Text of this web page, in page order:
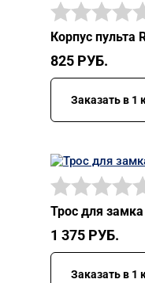
Корпус пульта
825 РУБ.
Заказать в 1
Трос для замка
1 375 РУБ.
Заказать в 1